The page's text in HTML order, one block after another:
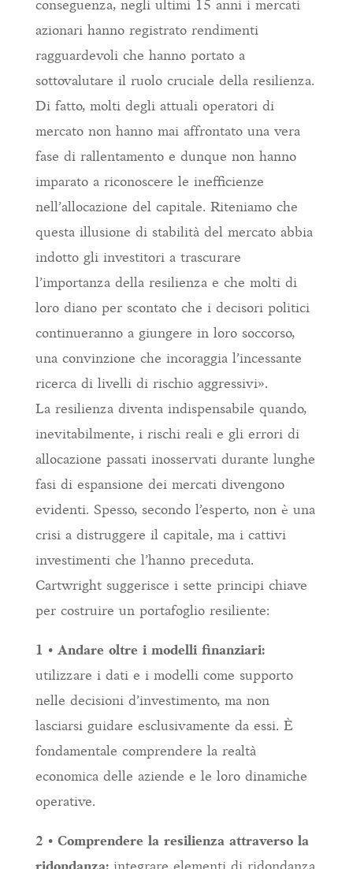
conseguenza, negli ultimi 15 anni i mercati
azionari hanno registrato rendimenti
ragguardevoli che hanno portato a
sottovalutare il ruolo cruciale della resilienza.
Di fatto, molti degli attuali operatori di
mercato non hanno mai affrontato una vera
fase di rallentamento e dunque non hanno
imparato a riconoscere le inefficienze
nell’allocazione del capitale. Riteniamo che
questa illusione di stabilità del mercato abbia
indotto gli investitori a trascurare
l’importanza della resilienza e che molti di
loro diano per scontato che i decisori politici
continueranno a giungere in loro soccorso,
una convinzione che incoraggia l’incessante
ricerca di livelli di rischio aggressivi».
La resilienza diventa indispensabile quando,
inevitabilmente, i rischi reali e gli errori di
allocazione passati inosservati durante lunghe
fasi di espansione dei mercati divengono
evidenti. Spesso, secondo l’esperto, non è una
crisi a distruggere il capitale, ma i cattivi
investimenti che l’hanno preceduta.
Cartwright suggerisce i sette principi chiave
per costruire un portafoglio resiliente:
1 • Andare oltre i modelli finanziari:
utilizzare i dati e i modelli come supporto
nelle decisioni d’investimento, ma non
lasciarsi guidare esclusivamente da essi. È
fondamentale comprendere la realtà
economica delle aziende e le loro dinamiche
operative.
2 • Comprendere la resilienza attraverso la